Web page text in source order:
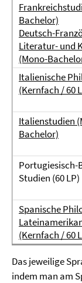
Bachelor)
Deutsch-
Literatur- und
(Mono-
Italienische
(Kernfach / 60
Italienstudien
Bachelor)
Portugiesisch-
Studien (60 LP)
Spanische
(Kernfach / 60
Das jeweilige
indem man am